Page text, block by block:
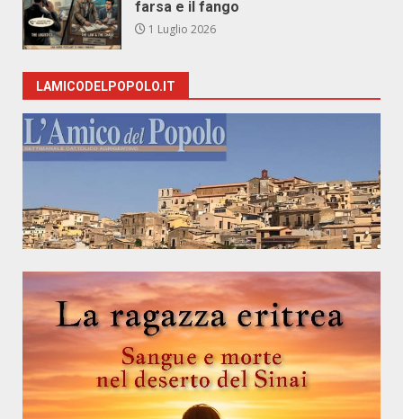
farsa e il fango
1 Luglio 2026
LAMICODELPOPOLO.IT